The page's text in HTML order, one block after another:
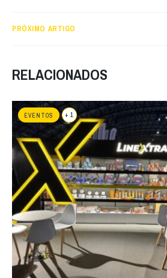
PRÓXIMO ARTIGO
RELACIONADOS
EVENTOS + 1